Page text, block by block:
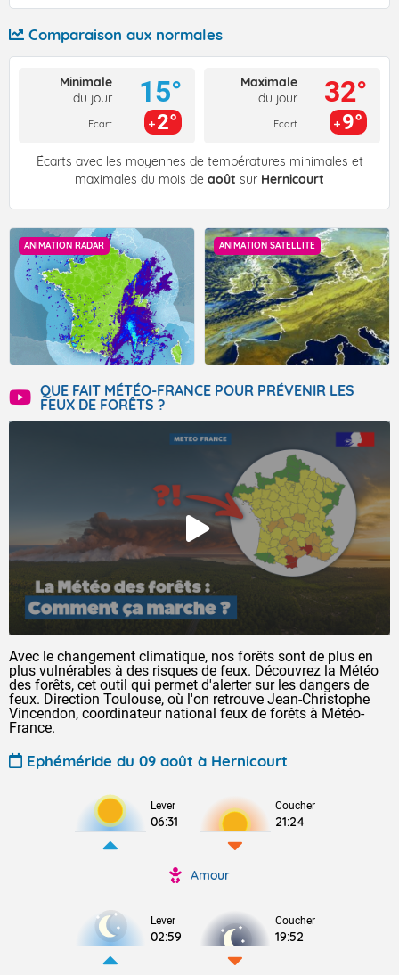
Comparaison aux normales
Minimale
du jour
Ecart
15°
2°
Maximale
du jour
Ecart
32°
9°
Écarts avec les moyennes de températures minimales et
maximales du mois de août sur Hernicourt
ANIMATION RADAR ANIMATION SATELLITE
QUE FAIT MÉTÉO-FRANCE POUR PRÉVENIR LES
FEUX DE FORÊTS ?
Avec le changement climatique, nos forêts sont de plus en
plus vulnérables à des risques de feux. Découvrez la Météo
des forêts, cet outil qui permet d'alerter sur les dangers de
feux. Direction Toulouse, où l'on retrouve Jean-Christophe
Vincendon, coordinateur national feux de forêts à Météo-
France.
Ephéméride du 09 août à Hernicourt
Lever
06:31
Coucher
21:24
Amour
Lever
02:59
Coucher
19:52